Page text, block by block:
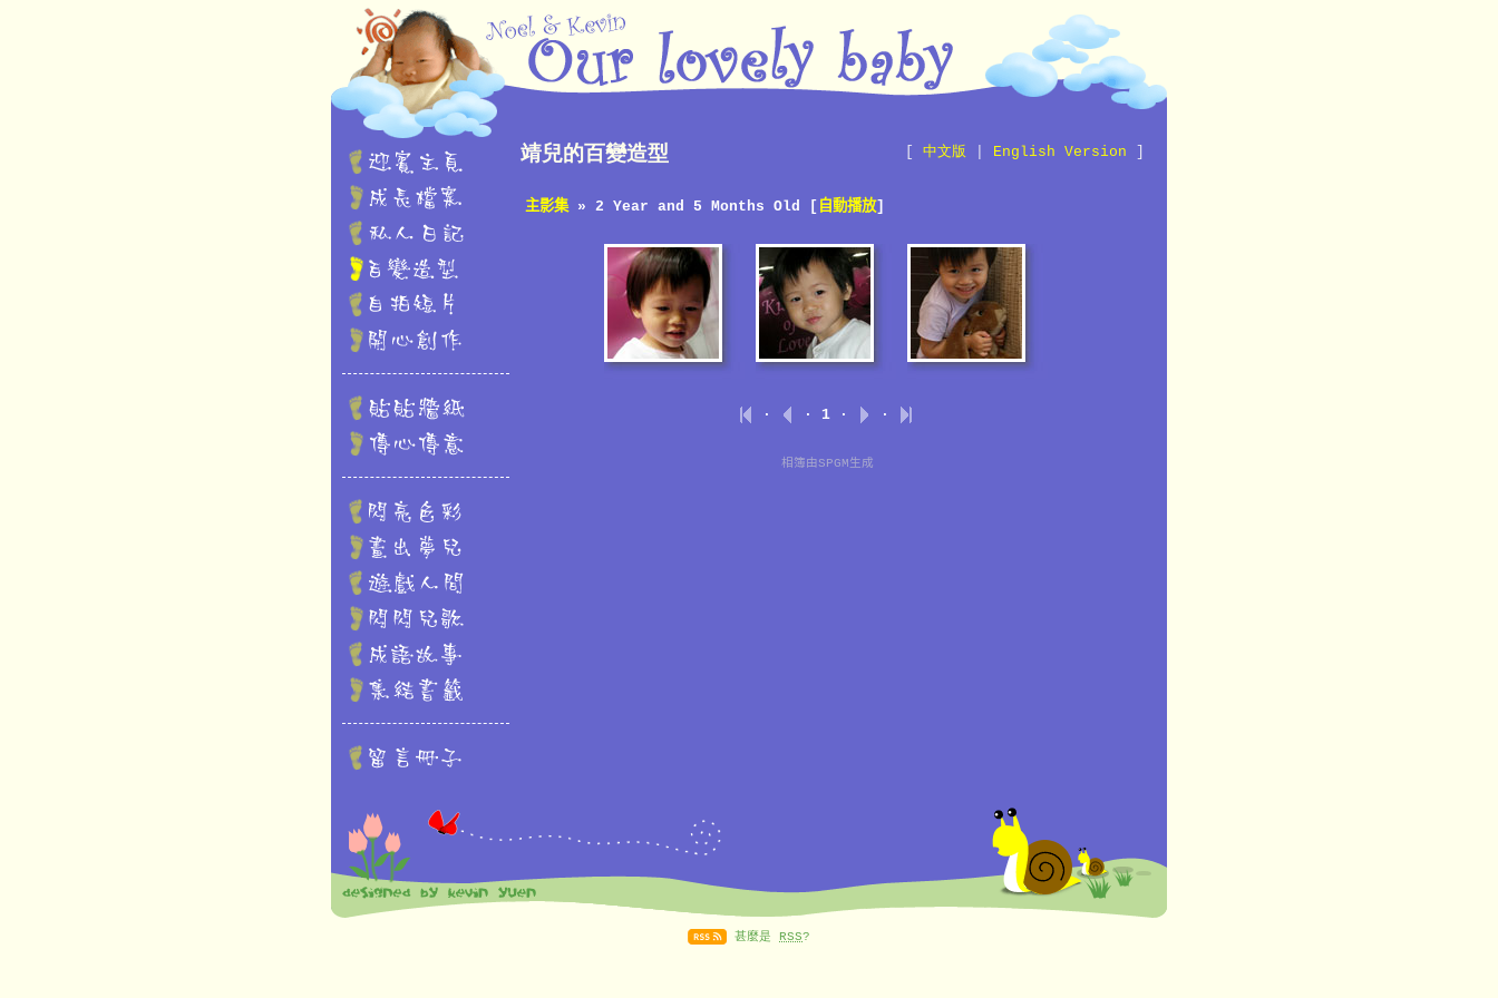
中文版 English Version
靖兒的百變造型
主影集» 2 Year and 5 Months Old [ 自動播放]
· · 1 · ·
相簿由SPGM生成
甚麼是 RSS?